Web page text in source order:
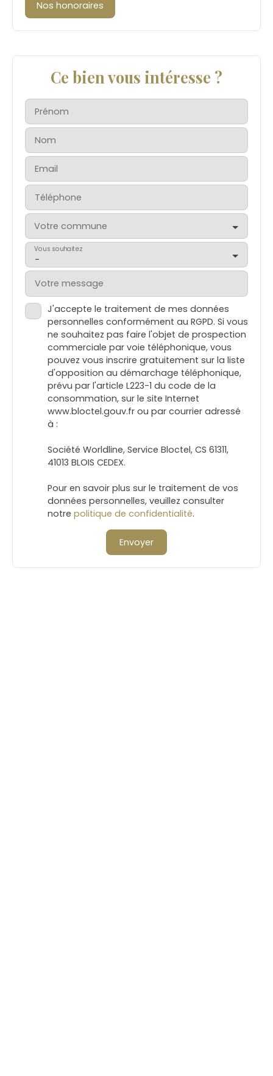
Nos honoraires
Ce bien vous intéresse ?
Prénom
Nom
Email
Téléphone
Votre commune
-
Vous souhaitez
Votre message
J'accepte le traitement de mes données
personnelles conformément au RGPD. Si vous
ne souhaitez pas faire l'objet de prospection
commerciale par voie téléphonique, vous
pouvez vous inscrire gratuitement sur la liste
d'opposition au démarchage téléphonique,
prévu par l'article L223-1 du code de la
consommation, sur le site Internet
www.bloctel.gouv.fr ou par courrier adressé
à :
Société Worldline, Service Bloctel, CS 61311,
41013 BLOIS CEDEX.
Pour en savoir plus sur le traitement de vos
données personnelles, veuillez consulter
notre politique de confidentialité.
Envoyer